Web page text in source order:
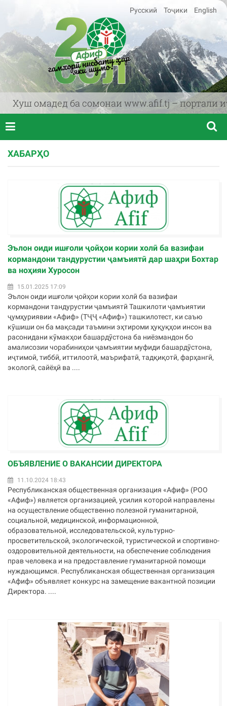
омадед ба сомонаи www.afif.tj – портали
Русский Тоҷики English
ХАБАРҲО
Эълон оиди ишғоли ҷойҳои кории холӣ ба вазифаи
кормандони тандурустии ҷамъиятӣ дар шаҳри Бохтар
ва ноҳияи Хуросон
15.01.2025 17:09
Эълон оиди ишғоли ҷойҳои кории холӣ ба вазифаи
кормандони тандурустии ҷамъиятӣ Ташкилоти ҷамъиятии
ҷумҳуриявии «Афиф» (ТҶҶ «Афиф») ташкилотест, ки саъю
кӯшиши он ба мақсади таъмини эҳтироми ҳуқуқҳои инсон ва
расонидани кӯмакҳои башардӯстона ба ниёзмандон бо
амалисозии чорабиниҳои ҷамъиятии муфиди башардӯстона,
иҷтимоӣ, тиббӣ, иттилоотӣ, маърифатӣ, тадқиқотӣ, фарҳангӣ,
экологӣ, сайёҳӣ ва ....
ОБЪЯВЛЕНИЕ О ВАКАНСИИ ДИРЕКТОРА
11.10.2024 18:43
Республиканская общественная организация «Афиф» (РОО
«Афиф») является организацией, усилия которой направлены
на осуществление общественно полезной гуманитарной,
социальной, медицинской, информационной,
образовательной, исследовательской, культурно-
просветительской, экологической, туристической и спортивно-
оздоровительной деятельности, на обеспечение соблюдения
прав человека и на предоставление гуманитарной помощи
нуждающимся. Республиканская общественная организация
«Афиф» объявляет конкурс на замещение вакантной позиции
Директора. ....